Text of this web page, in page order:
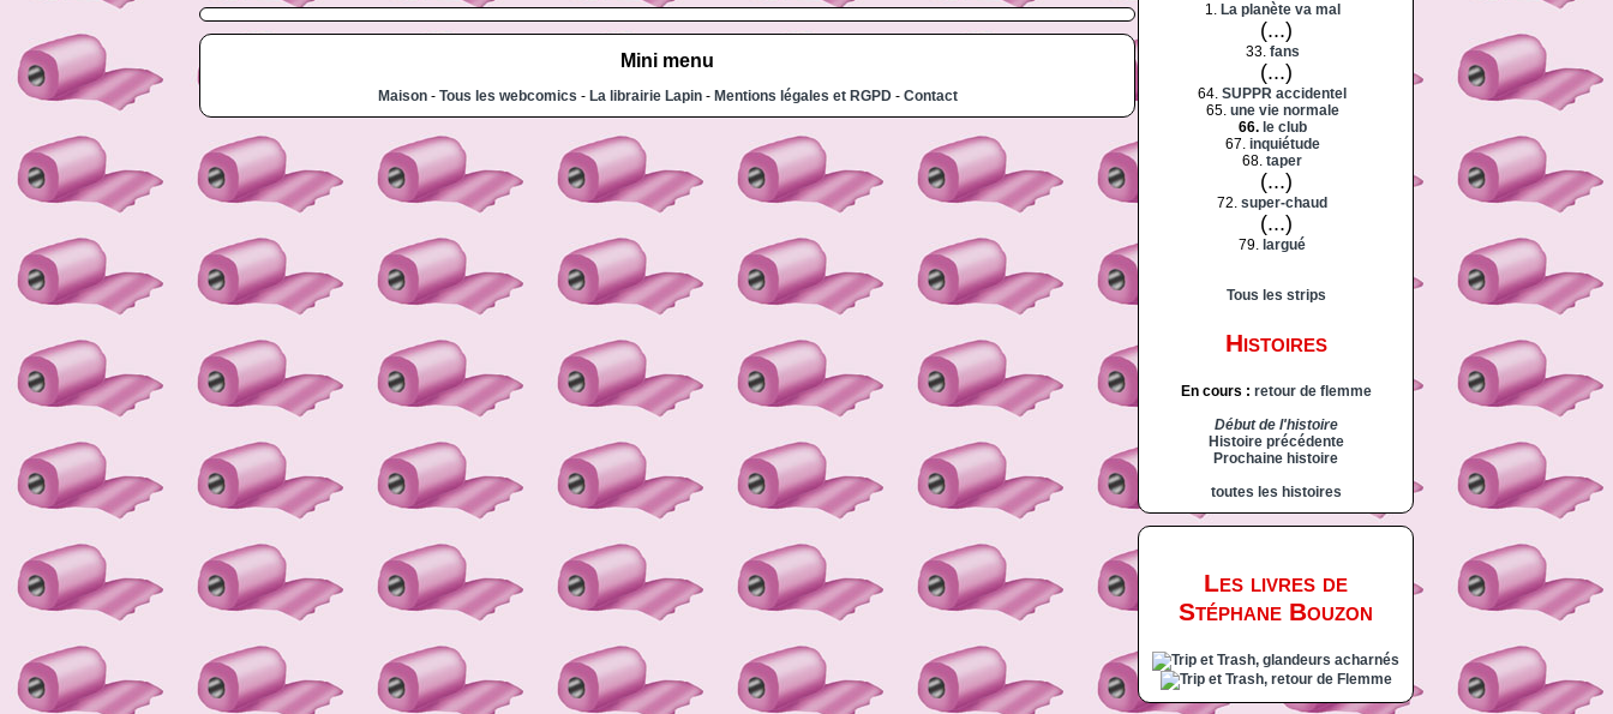
Mini menu
Maison- Tous les webcomics - La librairie Lapin- Mentions légales et RGPD- Contact
1. La planète va mal
(...)
33. fans
(...)
64. SUPPR accidentel
65. une vie normale
66. le club
67. inquiétude
68. taper
(...)
72. super-chaud
(...)
79. largué
Tous les strips
Histoires
En cours : retour de flemme
Début de l'histoire
Histoire précédente
Prochaine histoire
toutes les histoires
Les livres de
Stéphane Bouzon